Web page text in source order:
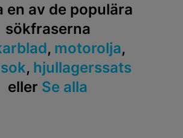
en av de populära
sökfraserna
, motorolja,
, hjullagerssats
eller Se alla